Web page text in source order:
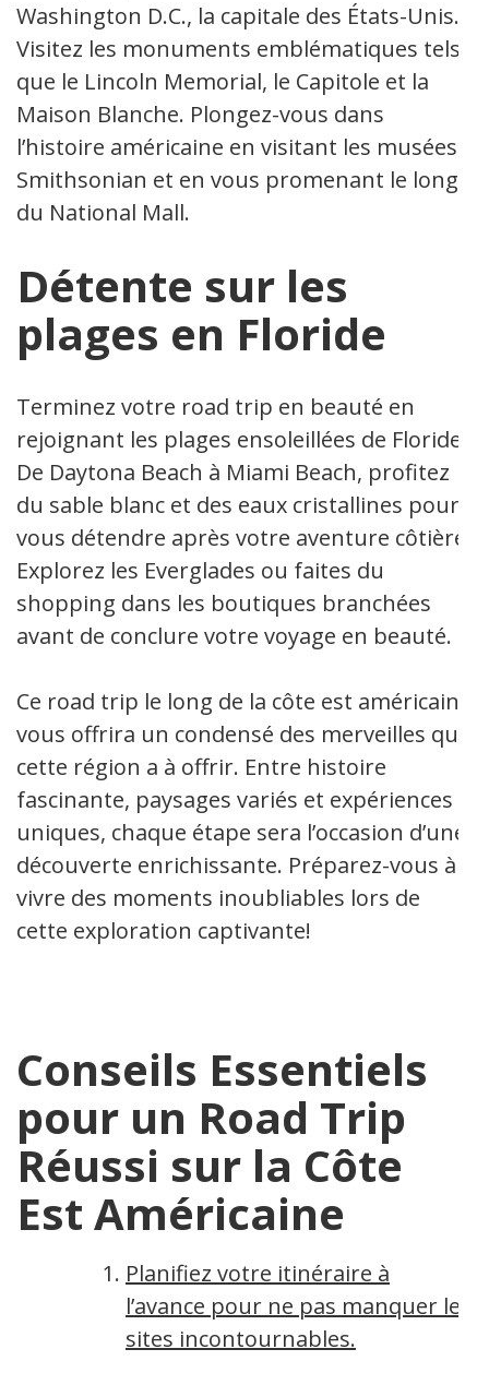
Washington D.C., la capitale des États-Unis.
Visitez les monuments emblématiques tels
que le Lincoln Memorial, le Capitole et la
Maison Blanche. Plongez-vous dans
l’histoire américaine en visitant les musées
Smithsonian et en vous promenant le long
du National Mall.
Détente sur les
plages en Floride
Terminez votre road trip en beauté en
rejoignant les plages ensoleillées de Floride.
De Daytona Beach à Miami Beach, profitez
du sable blanc et des eaux cristallines pour
vous détendre après votre aventure côtière.
Explorez les Everglades ou faites du
shopping dans les boutiques branchées
avant de conclure votre voyage en beauté.
Ce road trip le long de la côte est américaine
vous offrira un condensé des merveilles que
cette région a à offrir. Entre histoire
fascinante, paysages variés et expériences
uniques, chaque étape sera l’occasion d’une
découverte enrichissante. Préparez-vous à
vivre des moments inoubliables lors de
cette exploration captivante!
Conseils Essentiels
pour un Road Trip
Réussi sur la Côte
Est Américaine
Planifiez votre itinéraire à
l’avance pour ne pas manquer les
sites incontournables.